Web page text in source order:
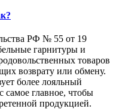
РФ № 55 от 19
гарнитуры и
товаров
возврату или обмену.
более лояльный
самое главное, чтобы
продукцией.